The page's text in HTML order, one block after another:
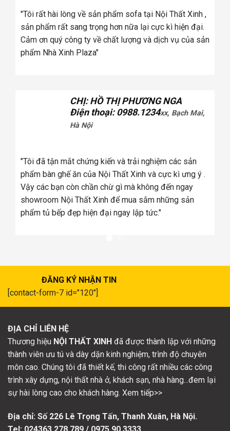
"Tôi rất hài lòng về sản phẩm sofa tại Nội Thất Xinh ,
sản phẩm rất sang trọng hơn nữa lại cực kì hiện đại.
Cảm ơn quý công ty về chất lượng và dịch vụ của sản
phẩm Nhà Xinh Plaza"
CHỊ: HỒ THỊ PHƯƠNG NGA
Điện thoại: 0988.1234xx, Bạch Mai,
Hà Nội
"Tôi đã tận mắt chứng kiến và trải nghiệm các sản
phẩm bàn ghế ăn của Nội Thất Xinh và cực kì ưng ý .
Vậy các bạn còn chần chừ gì mà không đến ngay
showroom Nội Thất Xinh để mua sắm những sản
phẩm tủ bếp đẹp hiện đại ngay lập tức."
ĐĂNG KÝ NHẬN TIN
[contact-form-7 id="120"]
ĐỊA CHỈ LIÊN HỆ
Thương hiệu NỘI THẤT XINH đã được thành lập với những
thành viên ưu tú và dày dặn kinh nghiệm, trình độ chuyên
môn cao. Chúng tôi đã thiết kế, thi công rất nhiều các công
trình xây dựng, nội thất nhà ở, khách sạn, nhà hàng...đem lại
sự hài lòng cao cho khách hàng. Xem tiếp>>
Địa chỉ: Số 226 Lê Trọng Tấn, Thanh Xuân, Hà Nội.